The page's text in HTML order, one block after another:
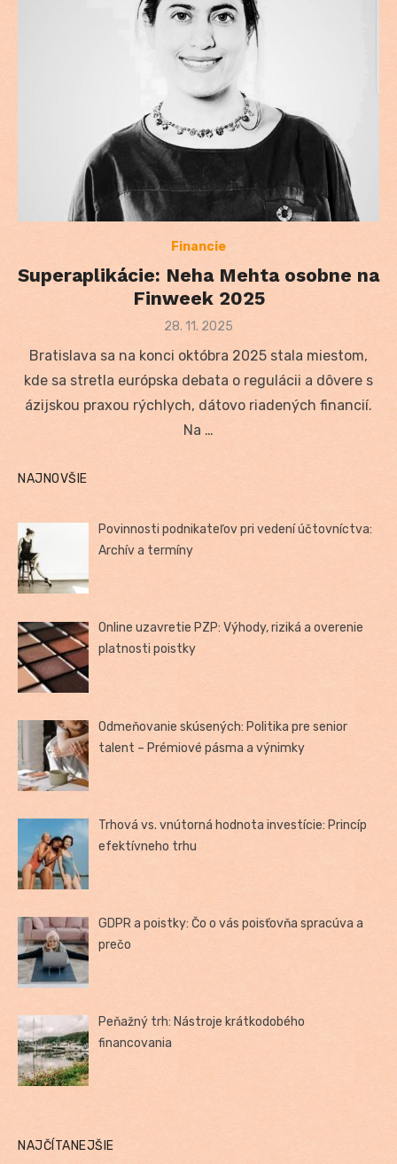
Financie
Superaplikácie: Neha Mehta osobne na
Finweek 2025
Posted
28. 11. 2025
Bratislava sa na konci októbra 2025 stala miestom,
kde sa stretla európska debata o regulácii a dôvere s
ázijskou praxou rýchlych, dátovo riadených financií.
Na …
NAJNOVŠIE
Povinnosti podnikateľov pri vedení účtovníctva:
Archív a termíny
Online uzavretie PZP: Výhody, riziká a overenie
platnosti poistky
Odmeňovanie skúsených: Politika pre senior
talent – Prémiové pásma a výnimky
Trhová vs. vnútorná hodnota investície: Princíp
efektívneho trhu
GDPR a poistky: Čo o vás poisťovňa spracúva a
prečo
Peňažný trh: Nástroje krátkodobého
financovania
NAJČÍTANEJŠIE